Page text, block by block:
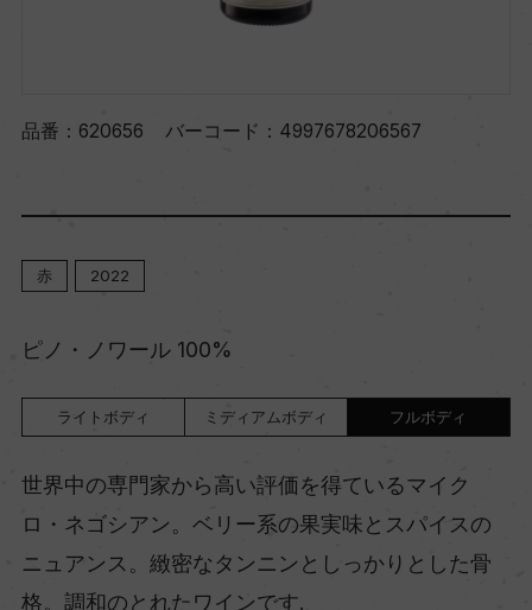
品番： 620656 バーコード： 4997678206567
赤 2022
ピノ・ノワール 100%
ライトボディ ミディアムボディ フルボディ
世界中の専門家から高い評価を得ているマイク
ロ・ネゴシアン。ベリー系の果実味とスパイスの
ニュアンス。緻密なタンニンとしっかりとした骨
格。調和のとれたワインです.